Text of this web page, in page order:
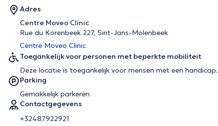
Adres
Centre Moveo Clinic
Rue du Korenbeek 227, Sint-Jans-Molenbeek
Centre Moveo Clinic
Toegankelijk voor personen met beperkte mobiliteit
Deze locatie is toegankelijk voor mensen met een handicap.
Parking
Gemakkelijk parkeren
Contactgegevens
+32487922921